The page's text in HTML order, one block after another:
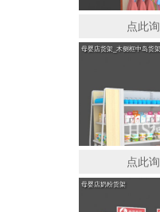
点此
母婴店货架_木侧框中岛货架
点此
母婴店奶粉货架